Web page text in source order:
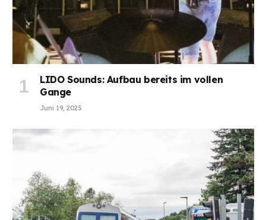
LIDO Sounds: Aufbau bereits im vollen
Gange
Juni 19, 2025